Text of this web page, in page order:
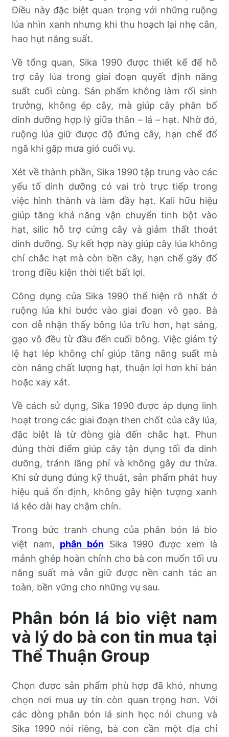
Điều này đặc biệt quan trọng với những ruộng
lúa nhìn xanh nhưng khi thu hoạch lại nhẹ cân,
hao hụt năng suất.
Về tổng quan, Sika 1990 được thiết kế để hỗ
trợ cây lúa trong giai đoạn quyết định năng
suất cuối cùng. Sản phẩm không làm rối sinh
trưởng, không ép cây, mà giúp cây phân bổ
dinh dưỡng hợp lý giữa thân – lá – hạt. Nhờ đó,
ruộng lúa giữ được độ đứng cây, hạn chế đổ
ngã khi gặp mưa gió cuối vụ.
Xét về thành phần, Sika 1990 tập trung vào các
yếu tố dinh dưỡng có vai trò trực tiếp trong
việc hình thành và làm đầy hạt. Kali hữu hiệu
giúp tăng khả năng vận chuyển tinh bột vào
hạt, silic hỗ trợ cứng cây và giảm thất thoát
dinh dưỡng. Sự kết hợp này giúp cây lúa không
chỉ chắc hạt mà còn bền cây, hạn chế gãy đổ
trong điều kiện thời tiết bất lợi.
Công dụng của Sika 1990 thể hiện rõ nhất ở
ruộng lúa khi bước vào giai đoạn vô gạo. Bà
con dễ nhận thấy bông lúa trĩu hơn, hạt sáng,
gạo vô đều từ đầu đến cuối bông. Việc giảm tỷ
lệ hạt lép không chỉ giúp tăng năng suất mà
còn nâng chất lượng hạt, thuận lợi hơn khi bán
hoặc xay xát.
Về cách sử dụng, Sika 1990 được áp dụng linh
hoạt trong các giai đoạn then chốt của cây lúa,
đặc biệt là từ đòng già đến chắc hạt. Phun
đúng thời điểm giúp cây tận dụng tối đa dinh
dưỡng, tránh lãng phí và không gây dư thừa.
Khi sử dụng đúng kỹ thuật, sản phẩm phát huy
hiệu quả ổn định, không gây hiện tượng xanh
lá kéo dài hay chậm chín.
Trong bức tranh chung của phân bón lá bio
việt nam, phân bónSika 1990 được xem là
mảnh ghép hoàn chỉnh cho bà con muốn tối ưu
năng suất mà vẫn giữ được nền canh tác an
toàn, bền vững cho những vụ sau.
Phân bón lá bio việt nam
và lý do bà con tin mua tại
Thể Thuận Group
Chọn được sản phẩm phù hợp đã khó, nhưng
chọn nơi mua uy tín còn quan trọng hơn. Với
các dòng phân bón lá sinh học nói chung và
Sika 1990 nói riêng, bà con cần một địa chỉ